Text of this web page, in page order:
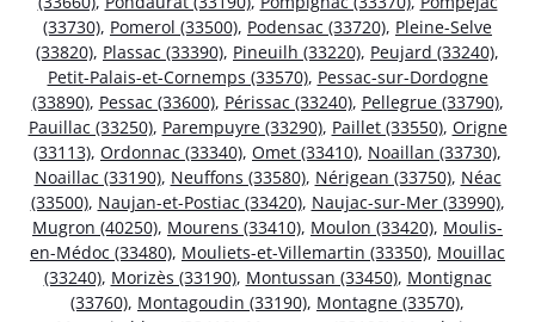
(33730), Pomerol (33500), Podensac (33720), Pleine-Selve
(33820), Plassac (33390), Pineuilh (33220), Peujard (33240),
Petit-Palais-et-Cornemps (33570), Pessac-sur-Dordogne
(33890), Pessac (33600), Périssac (33240), Pellegrue (33790),
Pauillac (33250), Parempuyre (33290), Paillet (33550), Origne
(33113), Ordonnac (33340), Omet (33410), Noaillan (33730),
Noaillac (33190), Neuffons (33580), Nérigean (33750), Néac
(33500), Naujan-et-Postiac (33420), Naujac-sur-Mer (33990),
Mugron (40250), Mourens (33410), Moulon (33420), Moulis-
en-Médoc (33480), Mouliets-et-Villemartin (33350), Mouillac
(33240), Morizès (33190), Montussan (33450), Montignac
(33760), Montagoudin (33190), Montagne (33570),